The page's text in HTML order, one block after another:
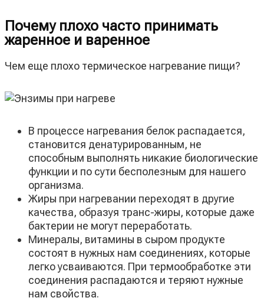
Почему плохо часто принимать
жаренное и варенное
Чем еще плохо термическое нагревание пищи?
В процессе нагревания белок распадается,
становится денатурированным, не
способным выполнять никакие биологические
функции и по сути бесполезным для нашего
организма.
Жиры при нагревании переходят в другие
качества, образуя транс-жиры, которые даже
бактерии не могут переработать.
Минералы, витамины в сыром продукте
состоят в нужных нам соединениях, которые
легко усваиваются. При термообработке эти
соединения распадаются и теряют нужные
нам свойства.